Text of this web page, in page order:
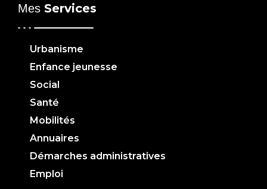
Mes Services
Urbanisme
Enfance jeunesse
Social
Santé
Mobilités
Annuaires
Démarches administratives
Emploi